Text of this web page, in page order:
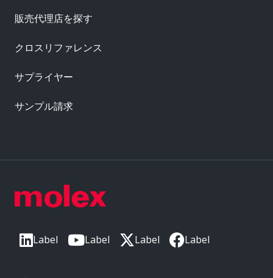
Label Label Label Label
販売代理店を探す
クロスリファレンス
サプライヤー
サンプル請求